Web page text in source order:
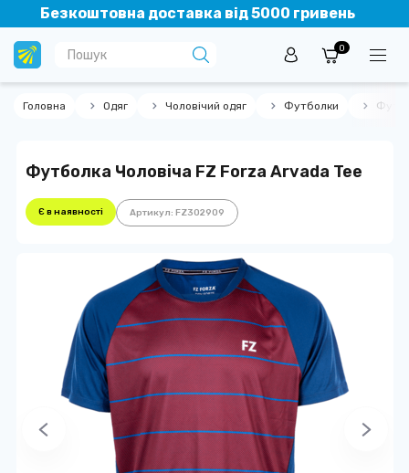
Безкоштовна доставка від 5000 гривень
0
Головна Одяг Чоловічий одяг Футболки
Футболка Чоловіча FZ Forza Arvada Tee
Є в наявності Артикул: FZ302909